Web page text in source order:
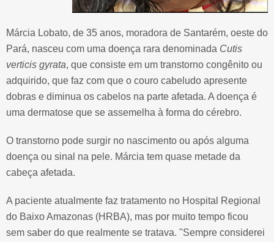
Márcia Lobato, de 35 anos, moradora de Santarém, oeste do
Pará, nasceu com uma doença rara denominada Cutis
verticis gyrata, que consiste em um transtorno congênito ou
adquirido, que faz com que o couro cabeludo apresente
dobras e diminua os cabelos na parte afetada. A doença é
uma dermatose que se assemelha à forma do cérebro.
O transtorno pode surgir no nascimento ou após alguma
doença ou sinal na pele. Márcia tem quase metade da
cabeça afetada.
A paciente atualmente faz tratamento no Hospital Regional
do Baixo Amazonas (HRBA), mas por muito tempo ficou
sem saber do que realmente se tratava. "Sempre considerei